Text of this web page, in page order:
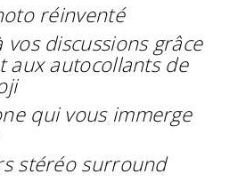
réinventé
vos discussions grâce
aux autocollants de
qui vous immerge
stéréo surround